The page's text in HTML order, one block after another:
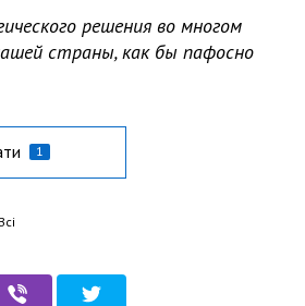
решения во многом
страны, как бы пафосно
1
Всі